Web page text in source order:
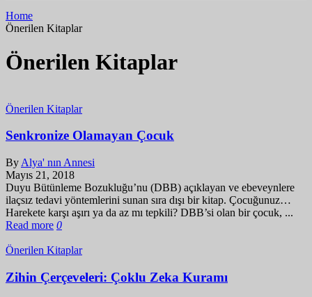
Home
Önerilen Kitaplar
Önerilen Kitaplar
Önerilen Kitaplar
Senkronize Olamayan Çocuk
By Alya' nın Annesi
Mayıs 21, 2018
Duyu Bütünleme Bozukluğu’nu (DBB) açıklayan ve ebeveynlere
ilaçsız tedavi yöntemlerini sunan sıra dışı bir kitap. Çocuğunuz…
Harekete karşı aşırı ya da az mı tepkili? DBB’si olan bir çocuk, ...
Read more 0
Önerilen Kitaplar
Zihin Çerçeveleri: Çoklu Zeka Kuramı